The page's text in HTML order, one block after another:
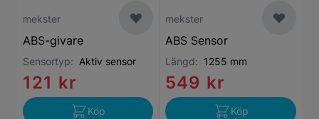
mekster
ABS-givare
Sensortyp: Aktiv sensor
121 kr
Köp
mekster
ABS Sensor
Längd: 1255 mm
549 kr
Köp